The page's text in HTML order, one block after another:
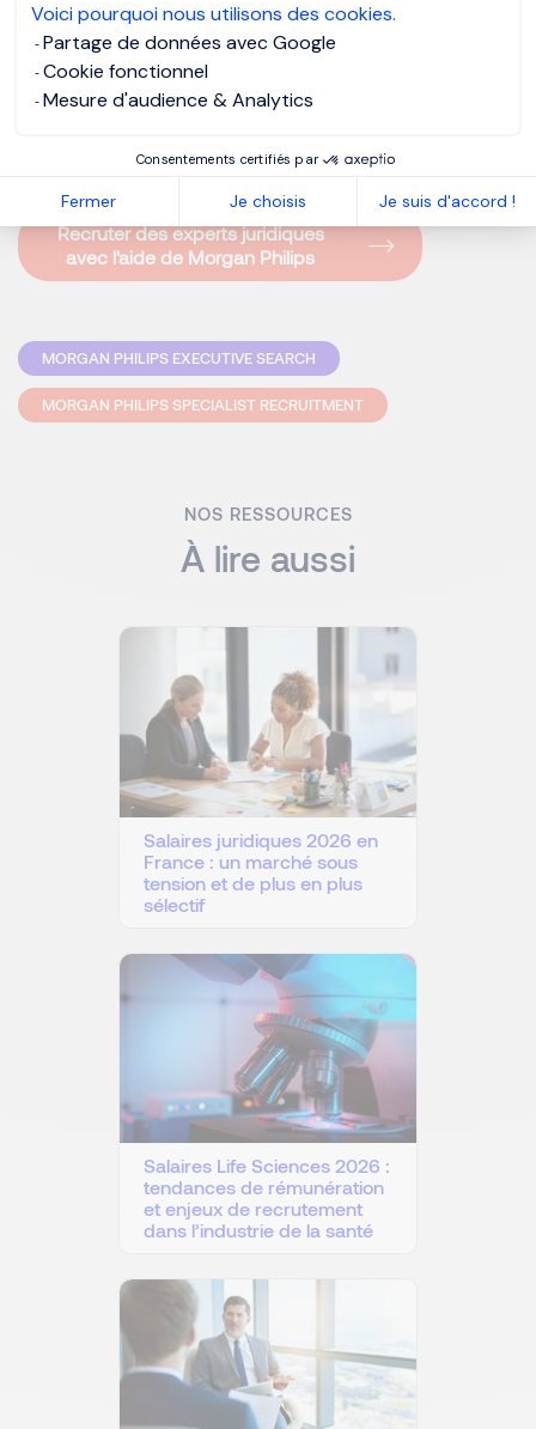
Voici pourquoi nous utilisons des cookies.
Partage de données avec Google
Cookie fonctionnel
Mesure d'audience & Analytics
Consentements certifiés par
Fermer Je choisis Je suis d'accord !
Les transformations en cours ne sont pas une menace :
elles sont une formidable fenêtre d’opportunités
redéfinir la valeur du droit dans la société française.
Recruter des experts juridiques
avec l'aide de Morgan Philips
MORGAN PHILIPS EXECUTIVE SEARCH
MORGAN PHILIPS SPECIALIST RECRUITMENT
NOS RESSOURCES
À lire aussi
Salaires juridiques 2026 en
France : un marché sous
tension et de plus en plus
sélectif
Salaires Life Sciences 2026 :
tendances de rémunération
et enjeux de recrutement
dans l’industrie de la santé